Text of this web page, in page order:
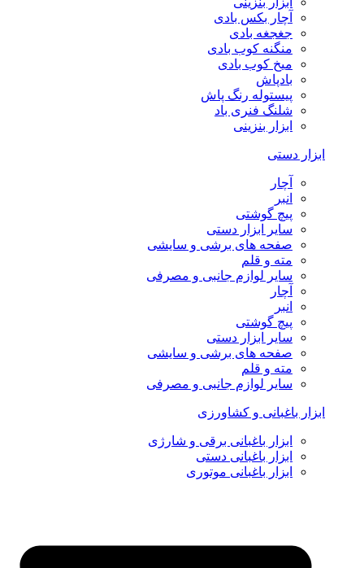
آچار بکس بادی
جغجغه بادی
منگنه کوب بادی
میخ کوب بادی
بادپاش
پیستوله رنگ پاش
شلنگ فنری باد
ابزار بنزینی
ابزار دستی
آچار
انبر
پیچ گوشتی
سایر ابزار دستی
صفحه های برشی و سایشی
مته و قلم
سایر لوازم جانبی و مصرفی
آچار
انبر
پیچ گوشتی
سایر ابزار دستی
صفحه های برشی و سایشی
مته و قلم
سایر لوازم جانبی و مصرفی
ابزار باغبانی و کشاورزی
ابزار باغبانی برقی و شارژی
ابزار باغبانی دستی
ابزار باغبانی موتوری